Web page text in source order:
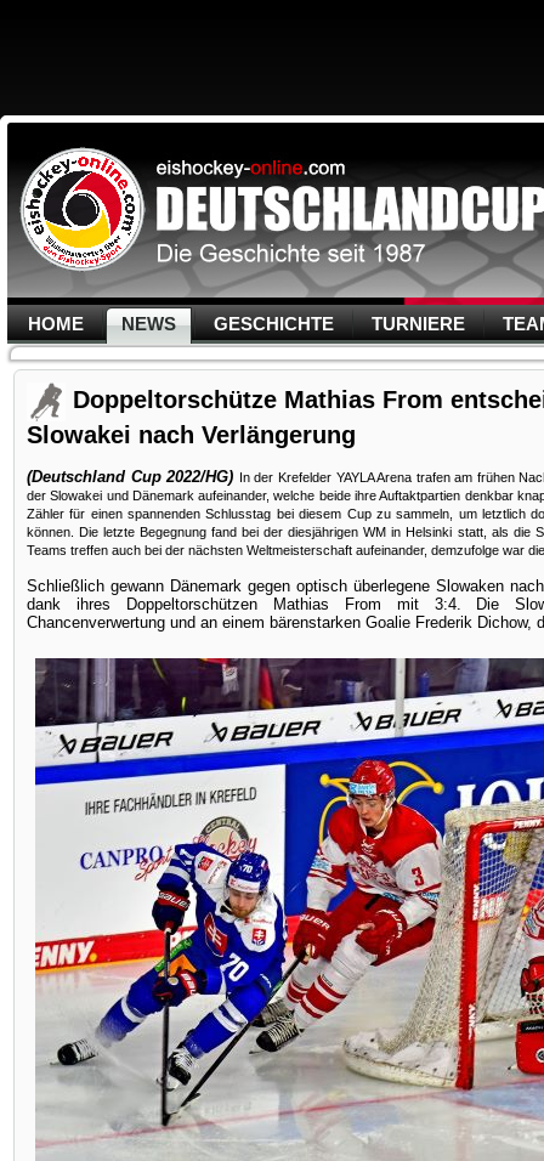
HOME NEWS GESCHICHTE TURNIERE
Doppeltorschütze Mathias From
Slowakei nach Verlängerung
(Deutschland Cup 2022/HG) In der Krefelder YAYLA Arena trafen am frühen
der Slowakei und Dänemark aufeinander, welche beide ihre Auftaktpartien denkbar
Zähler für einen spannenden Schlusstag bei diesem Cup zu sammeln, um letztlich
können. Die letzte Begegnung fand bei der diesjährigen WM in Helsinki statt, als die
Teams treffen auch bei der nächsten Weltmeisterschaft aufeinander, demzufolge war
Schließlich gewann Dänemark gegen optisch überlegene Slowaken
dank ihres Doppeltorschützen Mathias From mit 3:4. Die
Chancenverwertung und an einem bärenstarken Goalie Frederik Dichow,